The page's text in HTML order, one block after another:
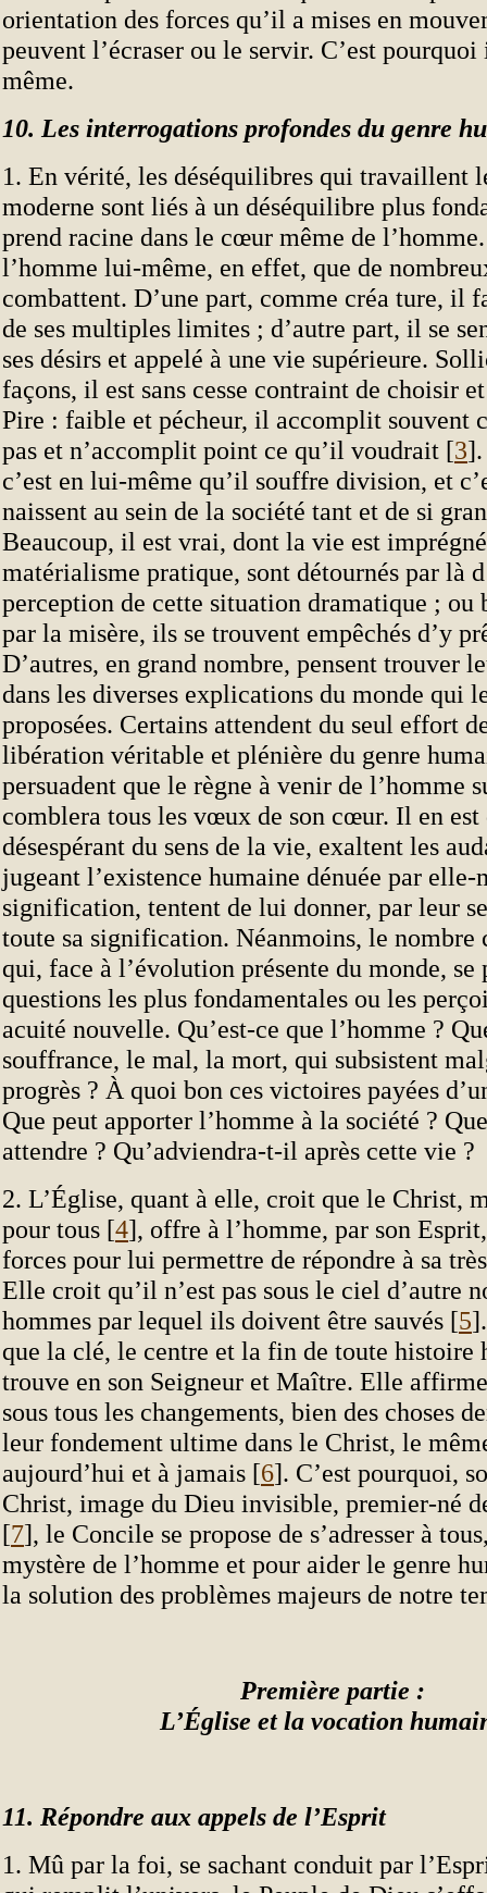
orientation des forces qu’il a mises en
peuvent l’écraser ou le servir. C’est
même.
10. Les interrogations profondes du genre
1. En vérité, les déséquilibres qui travaillent
moderne sont liés à un déséquilibre plus
prend racine dans le cœur même de l’homme.
l’homme lui-même, en effet, que de
combattent. D’une part, comme créa ture, il
de ses multiples limites ; d’autre part, il se
ses désirs et appelé à une vie supérieure.
façons, il est sans cesse contraint de choisir
Pire : faible et pécheur, il accomplit souvent
pas et n’accomplit point ce qu’il voudrait [3].
c’est en lui-même qu’il souffre division, et
naissent au sein de la société tant et de si
Beaucoup, il est vrai, dont la vie est
matérialisme pratique, sont détournés par là
perception de cette situation dramatique ; ou
par la misère, ils se trouvent empêchés d’y
D’autres, en grand nombre, pensent trouver
dans les diverses explications du monde qui
proposées. Certains attendent du seul effort
libération véritable et plénière du genre
persuadent que le règne à venir de l’homme
comblera tous les vœux de son cœur. Il en est
désespérant du sens de la vie, exaltent les
jugeant l’existence humaine dénuée par elle-
signification, tentent de lui donner, par leur
toute sa signification. Néanmoins, le nombre
qui, face à l’évolution présente du monde, se
questions les plus fondamentales ou les
acuité nouvelle. Qu’est-ce que l’homme ?
souffrance, le mal, la mort, qui subsistent
progrès ? À quoi bon ces victoires payées
Que peut apporter l’homme à la société ?
attendre ? Qu’adviendra-t-il après cette vie ?
2. L’Église, quant à elle, croit que le Christ,
pour tous [4], offre à l’homme, par son
forces pour lui permettre de répondre à sa
Elle croit qu’il n’est pas sous le ciel d’autre
hommes par lequel ils doivent être sauvés [5
que la clé, le centre et la fin de toute histoire
trouve en son Seigneur et Maître. Elle
sous tous les changements, bien des choses
leur fondement ultime dans le Christ, le
aujourd’hui et à jamais [6]. C’est pourquoi,
Christ, image du Dieu invisible, premier-né
[7], le Concile se propose de s’adresser à
mystère de l’homme et pour aider le genre
la solution des problèmes majeurs de notre
Première partie :
L’Église et la vocation
11. Répondre aux appels de l’Esprit
1. Mû par la foi, se sachant conduit par